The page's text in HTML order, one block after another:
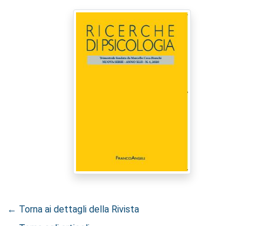
← Torna ai dettagli della Rivista